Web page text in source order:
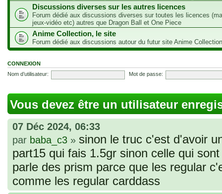
Discussions diverses sur les autres licences
Forum dédié aux discussions diverses sur toutes les licences
jeux-vidéo etc) autres que Dragon Ball et One Piece
Anime Collection, le site
Forum dédié aux discussions autour du futur site Anime Collection
CONNEXION
Nom d’utilisateur:
Mot de passe:
Vous devez être un utilisateur
07 Déc 2024, 06:33
par baba_c3 » sinon le truc c'est d'avoir
part15 qui fais 1.5gr sinon celle qui
parle des prism parce que les regular
comme les regular carddass